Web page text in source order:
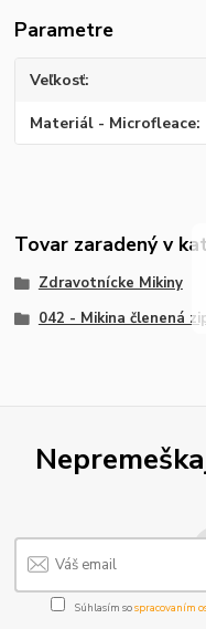
Parametre
Veľkosť
Materiál - Microfleace
Tovar zaradený v
Zdravotnícke Mikiny
042 - Mikina členená
Súhlasím sospracovaním